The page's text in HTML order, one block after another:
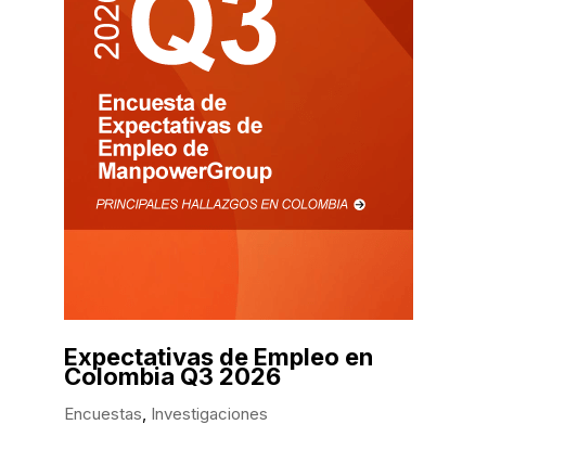
Expectativas de Empleo en
Colombia Q3 2026
Encuestas Investigaciones